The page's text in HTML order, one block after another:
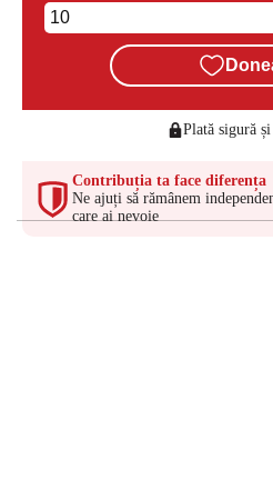
Plată sigură
Contribuția ta face diferența
Ne ajuți să rămânem
care ai nevoie